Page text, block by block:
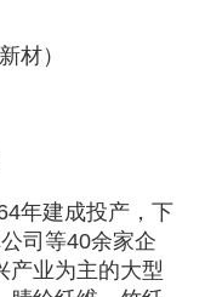
材）
年建成投产，下
司等40余家企
产业为主的大型